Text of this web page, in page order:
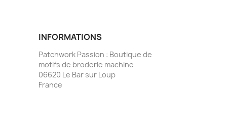
INFORMATIONS
Patchwork Passion : Boutique de
motifs de broderie machine
06620 Le Bar sur Loup
France